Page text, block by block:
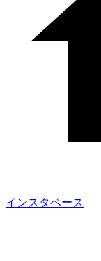
インスタベース